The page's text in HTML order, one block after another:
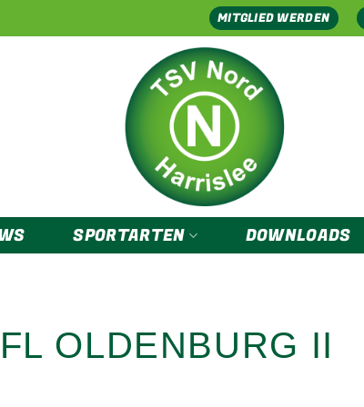
MITGLIED WERDEN
SPORTARTEN DOWNLOADS
OLDENBURG II